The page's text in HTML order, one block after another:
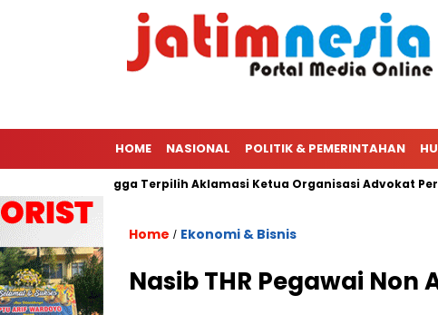
HOME NASIONAL POLITIK & PEMERINTAHAN
PWI Hingga Terpilih Aklamasi Ketua Organisasi Advokat
Home / Ekonomi & Bisnis
Nasib THR Pegawai Non